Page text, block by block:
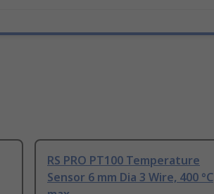
RS PRO PT100 Temperature
Sensor 6 mm Dia 3 Wire, 400 °C